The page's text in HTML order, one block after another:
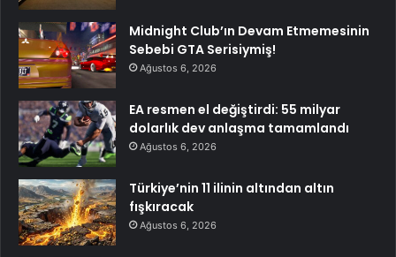
Midnight Club’ın Devam Etmemesinin
Sebebi GTA Serisiymiş!
Ağustos 6, 2026
EA resmen el değiştirdi: 55 milyar
dolarlık dev anlaşma tamamlandı
Ağustos 6, 2026
Türkiye’nin 11 ilinin altından altın
fışkıracak
Ağustos 6, 2026